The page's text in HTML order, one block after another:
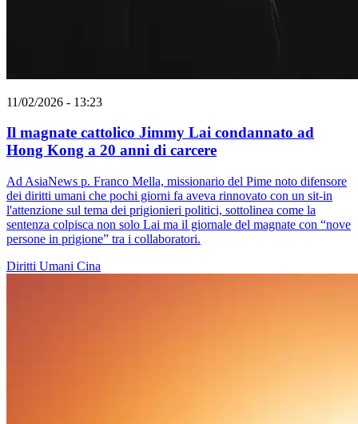
11/02/2026 - 13:23
Il magnate cattolico Jimmy Lai condannato ad
Hong Kong a 20 anni di carcere
Ad AsiaNews p. Franco Mella, missionario del Pime noto difensore
dei diritti umani che pochi giorni fa aveva rinnovato con un sit-in
l'attenzione sul tema dei prigionieri politici, sottolinea come la
sentenza colpisca non solo Lai ma il giornale del magnate con “nove
persone in prigione” tra i collaboratori.
Diritti Umani Cina